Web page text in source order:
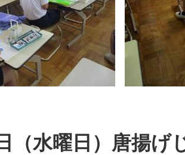
（水曜日）唐揚げ